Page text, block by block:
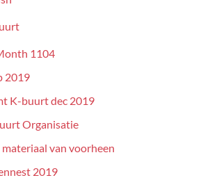
1104
2019
K-buurt dec 2019
Organisatie
van voorheen
2019